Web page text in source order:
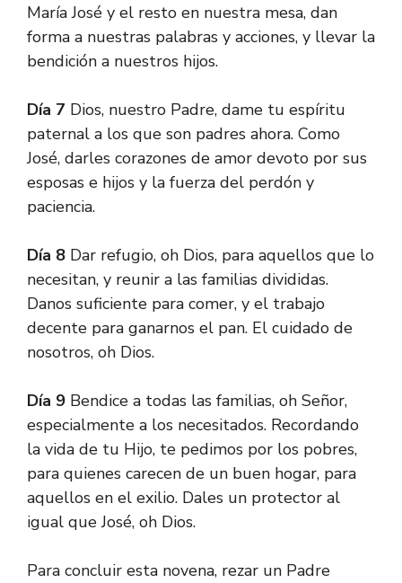
María José y el resto en nuestra mesa, dan
forma a nuestras palabras y acciones, y llevar la
bendición a nuestros hijos.
Día 7 Dios, nuestro Padre, dame tu espíritu
paternal a los que son padres ahora. Como
José, darles corazones de amor devoto por sus
esposas e hijos y la fuerza del perdón y
paciencia.
Día 8 Dar refugio, oh Dios, para aquellos que lo
necesitan, y reunir a las familias divididas.
Danos suficiente para comer, y el trabajo
decente para ganarnos el pan. El cuidado de
nosotros, oh Dios.
Día 9 Bendice a todas las familias, oh Señor,
especialmente a los necesitados. Recordando
la vida de tu Hijo, te pedimos por los pobres,
para quienes carecen de un buen hogar, para
aquellos en el exilio. Dales un protector al
igual que José, oh Dios.
Para concluir esta novena, rezar un Padre